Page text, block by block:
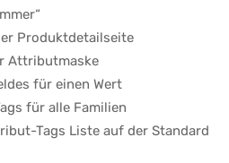
Produktdetailseite
Attributmaske
für einen Wert
für alle Familien
Tags Liste auf der Standard